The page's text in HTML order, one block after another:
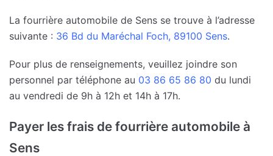
La fourrière automobile de Sens se trouve à l’adresse
suivante : 36 Bd du Maréchal Foch, 89100 Sens.
Pour plus de renseignements, veuillez joindre son
personnel par téléphone au 03 86 65 86 80 du lundi
au vendredi de 9h à 12h et 14h à 17h.
Payer les frais de fourrière automobile à
Sens